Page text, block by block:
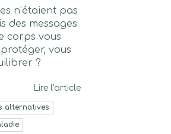
n’étaient pas
des messages
corps vous
vous
?
Lire l'article
alternatives